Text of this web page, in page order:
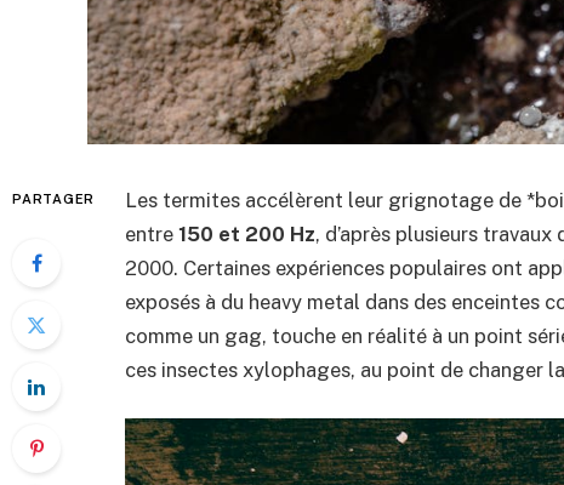
PARTAGER Les termites accélèrent leur grignotage de
entre 150 et 200 Hz, d’après plusieurs
2000. Certaines expériences populaires ont
exposés à du heavy metal dans des enceintes
comme un gag, touche en réalité à un point
ces insectes xylophages, au point de changer